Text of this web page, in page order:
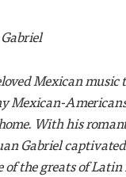
Mexican music
Mexican-
With his
Gabriel
of the greats of